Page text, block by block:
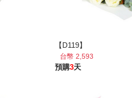
【D119】
台幣 2,593
預購3天